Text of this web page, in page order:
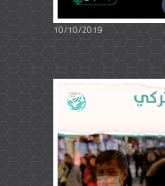
10/10/2019